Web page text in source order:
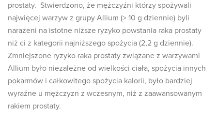
prostaty. Stwierdzono, że mężczyźni którzy spożywali
najwięcej warzyw z grupy Allium (> 10 g dziennie) byli
narażeni na istotne niższe ryzyko powstania raka prostaty
niż ci z kategorii najniższego spożycia (2,2 g dziennie).
Zmniejszone ryzyko raka prostaty związane z warzywami
Allium było niezależne od wielkości ciała, spożycia innych
pokarmów i całkowitego spożycia kalorii, było bardziej
wyraźne u mężczyzn z wczesnym, niż z zaawansowanym
rakiem prostaty.